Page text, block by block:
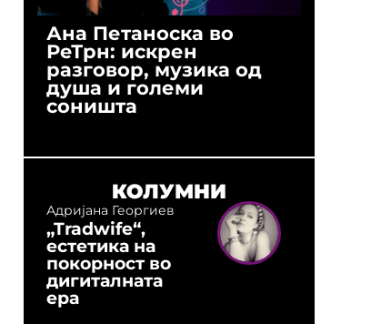
Ана Петаноска во
РеТрн: искрен
разговор, музика од
душа и големи
соништа
КОЛУМНИ
Адријана Георгиев
„Tradwife“,
естетика на
покорност во
дигиталната
ера